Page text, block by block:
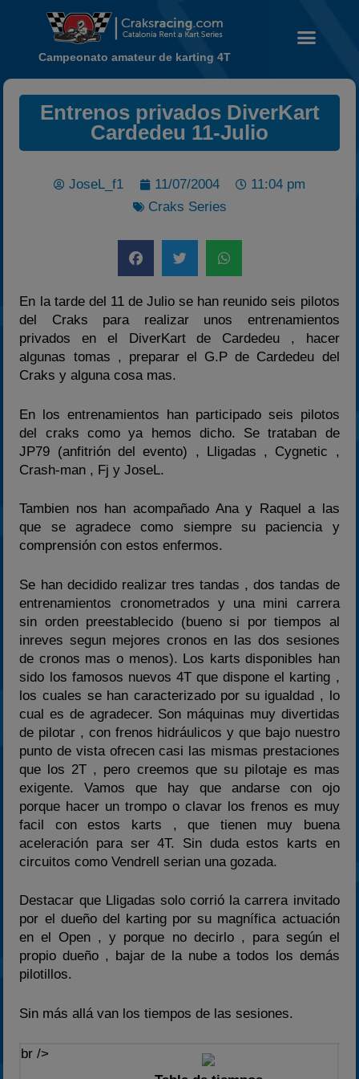
Noticias
Calendario
Carreras finalizadas
Campeonato
2022
2024
Estadísticas
Preguntas Frecuentes
Campeonato amateur de karting 4T
Entrenos privados DiverKart
Cardedeu 11-Julio
JoseL_f1 11/07/2004
11:04 pm
Craks Series
En la tarde del 11 de Julio se han reunido seis pilotos
del Craks para realizar unos entrenamientos
privados en el DiverKart de Cardedeu , hacer
algunas tomas , preparar el G.P de Cardedeu del
Craks y alguna cosa mas.
En los entrenamientos han participado seis pilotos
del craks como ya hemos dicho. Se trataban de
JP79 (anfitrión del evento) , Lligadas , Cygnetic ,
Crash-man , Fj y JoseL.
Tambien nos han acompañado Ana y Raquel a las
que se agradece como siempre su paciencia y
comprensión con estos enfermos.
Se han decidido realizar tres tandas , dos tandas de
entrenamientos cronometrados y una mini carrera
sin orden preestablecido (bueno si por tiempos al
inreves segun mejores cronos en las dos sesiones
de cronos mas o menos). Los karts disponibles han
sido los famosos nuevos 4T que dispone el karting ,
los cuales se han caracterizado por su igualdad , lo
cual es de agradecer. Son máquinas muy divertidas
de pilotar , con frenos hidráulicos y que bajo nuestro
punto de vista ofrecen casi las mismas prestaciones
que los 2T , pero creemos que su pilotaje es mas
exigente. Vamos que hay que andarse con ojo
porque hacer un trompo o clavar los frenos es muy
facil con estos karts , que tienen muy buena
aceleración para ser 4T. Sin duda estos karts en
circuitos como Vendrell serian una gozada.
Destacar que Lligadas solo corrió la carrera invitado
por el dueño del karting por su magnífica actuación
en el Open , y porque no decirlo , para según el
propio dueño , bajar de la nube a todos los demás
pilotillos.
Sin más allá van los tiempos de las sesiones.
br />